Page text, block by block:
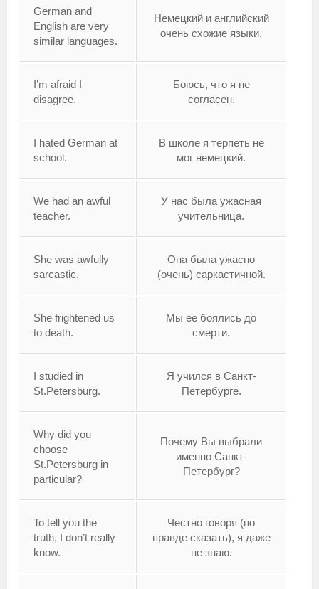
German and
English are very
similar languages.
Немецкий и английский
очень схожие языки.
I’m afraid I
disagree.
Боюсь, что я не
согласен.
I hated German at
school.
В школе я терпеть не
мог немецкий.
We had an awful
teacher.
У нас была ужасная
учительница.
She was awfully
sarcastic.
Она была ужасно
(очень) саркастичной.
She frightened us
to death.
Мы ее боялись до
смерти.
I studied in
St.Petersburg.
Я учился в Санкт-
Петербурге.
Why did you
choose
St.Petersburg in
particular?
Почему Вы выбрали
именно Санкт-
Петербург?
To tell you the
truth, I don’t really
know.
Честно говоря (по
правде сказать), я даже
не знаю.